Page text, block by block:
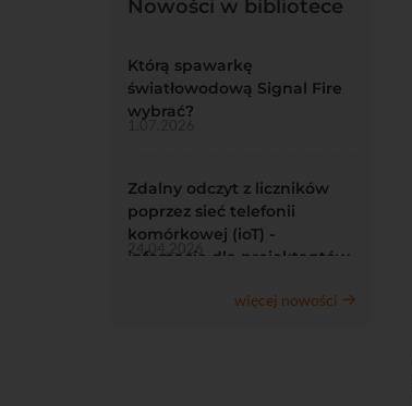
Nowości w bibliotece
Którą spawarkę
światłowodową Signal Fire
wybrać?
1.07.2026
Zdalny odczyt z liczników
poprzez sieć telefonii
komórkowej (ioT) -
infomacje dla projektantów
24.04.2026
więcej nowości